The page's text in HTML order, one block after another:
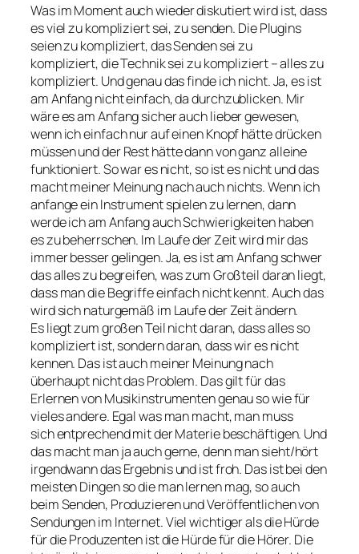
Was im Moment auch wieder diskutiert wird ist, dass
es viel zu kompliziert sei, zu senden. Die Plugins
seien zu kompliziert, das Senden sei zu
kompliziert, die Technik sei zu kompliziert – alles zu
kompliziert. Und genau das finde ich nicht. Ja, es ist
am Anfang nicht einfach, da durchzublicken. Mir
wäre es am Anfang sicher auch lieber gewesen,
wenn ich einfach nur auf einen Knopf hätte drücken
müssen und der Rest hätte dann von ganz alleine
funktioniert. So war es nicht, so ist es nicht und das
macht meiner Meinung nach auch nichts. Wenn ich
anfange ein Instrument spielen zu lernen, dann
werde ich am Anfang auch Schwierigkeiten haben
es zu beherrschen. Im Laufe der Zeit wird mir das
immer besser gelingen. Ja, es ist am Anfang schwer
das alles zu begreifen, was zum Großteil daran liegt,
dass man die Begriffe einfach nicht kennt. Auch das
wird sich naturgemäß im Laufe der Zeit ändern.
Es liegt zum großen Teil nicht daran, dass alles so
kompliziert ist, sondern daran, dass wir es nicht
kennen. Das ist auch meiner Meinung nach
überhaupt nicht das Problem. Das gilt für das
Erlernen von Musikinstrumenten genau so wie für
vieles andere. Egal was man macht, man muss
sich entprechend mit der Materie beschäftigen. Und
das macht man ja auch gerne, denn man sieht/hört
irgendwann das Ergebnis und ist froh. Das ist bei den
meisten Dingen so die man lernen mag, so auch
beim Senden, Produzieren und Veröffentlichen von
Sendungen im Internet. Viel wichtiger als die Hürde
für die Produzenten ist die Hürde für die Hörer. Die